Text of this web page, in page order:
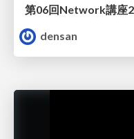
第06回Network講座
densan